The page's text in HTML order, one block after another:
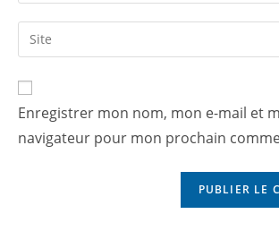
Enregistrer mon nom, mon e-mail et
navigateur pour mon prochain